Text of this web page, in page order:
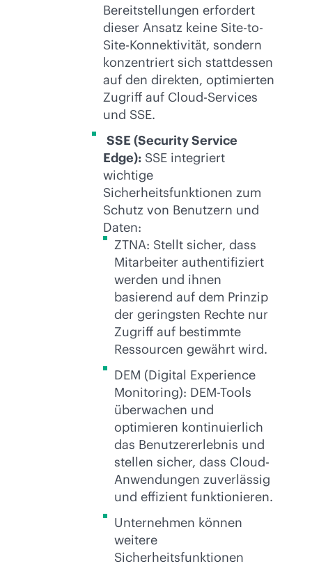
Bereitstellungen erfordert
dieser Ansatz keine Site-to-
Site-Konnektivität, sondern
konzentriert sich stattdessen
auf den direkten, optimierten
Zugriff auf Cloud-Services
und SSE.
SSE (Security Service
Edge): SSE integriert
wichtige
Sicherheitsfunktionen zum
Schutz von Benutzern und
Daten:
ZTNA: Stellt sicher, dass
Mitarbeiter authentifiziert
werden und ihnen
basierend auf dem Prinzip
der geringsten Rechte nur
Zugriff auf bestimmte
Ressourcen gewährt wird.
DEM (Digital Experience
Monitoring): DEM-Tools
überwachen und
optimieren kontinuierlich
das Benutzererlebnis und
stellen sicher, dass Cloud-
Anwendungen zuverlässig
und effizient funktionieren.
Unternehmen können
weitere
Sicherheitsfunktionen